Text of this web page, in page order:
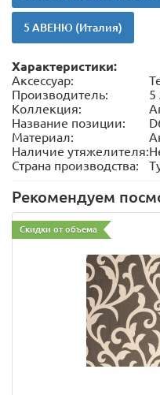
5 АВЕНЮ (Италия)
Характеристики:
Аксессуар:
Производитель:
5
Коллекция:
Название позиции:
Материал:
Наличие утяжелителя:
Страна производства:
Рекомендуем
Скидки от объема